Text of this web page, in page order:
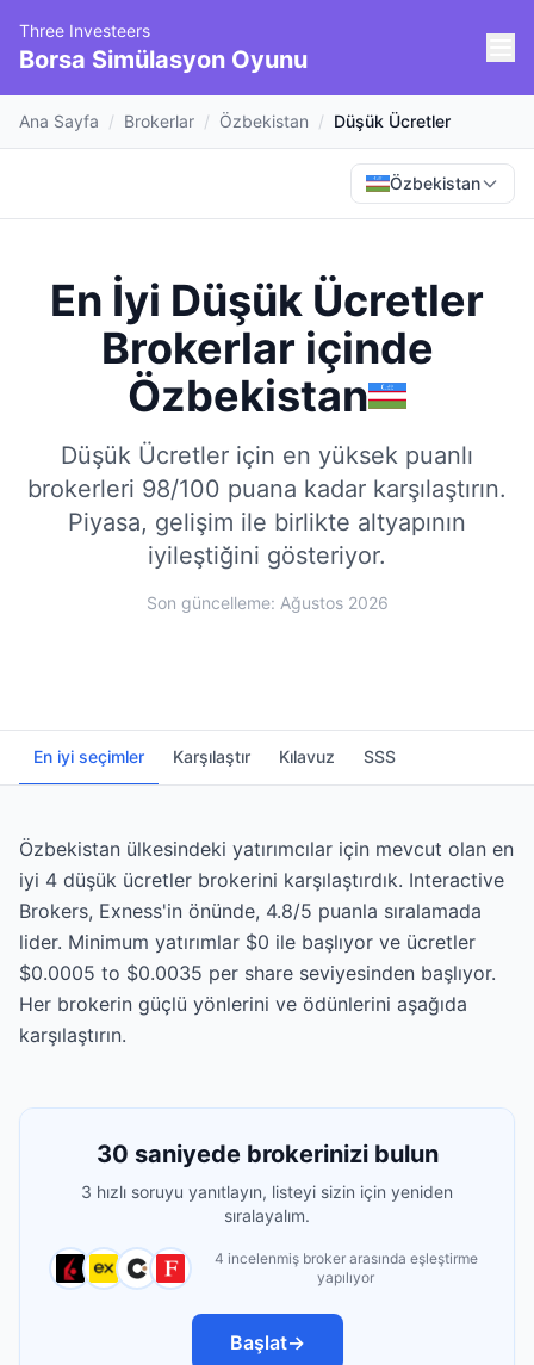
Three Investeers
Borsa Simülasyon Oyunu
Ana Sayfa / Brokerlar / Özbekistan / Düşük Ücretler
Özbekistan
En İyi Düşük Ücretler
Brokerlar içinde
Özbekistan
Düşük Ücretler için en yüksek puanlı
brokerleri 98/100 puana kadar karşılaştırın.
Piyasa, gelişim ile birlikte altyapının
iyileştiğini gösteriyor.
Son güncelleme: Ağustos 2026
En iyi seçimler Karşılaştır Kılavuz SSS
Özbekistan ülkesindeki yatırımcılar için mevcut olan en
iyi 4 düşük ücretler brokerini karşılaştırdık. Interactive
Brokers, Exness'in önünde, 4.8/5 puanla sıralamada
lider. Minimum yatırımlar $0 ile başlıyor ve ücretler
$0.0005 to $0.0035 per share seviyesinden başlıyor.
Her brokerin güçlü yönlerini ve ödünlerini aşağıda
karşılaştırın.
30 saniyede brokerinizi bulun
3 hızlı soruyu yanıtlayın, listeyi sizin için yeniden
sıralayalım.
4 incelenmiş broker arasında eşleştirme
yapılıyor
Başlat→